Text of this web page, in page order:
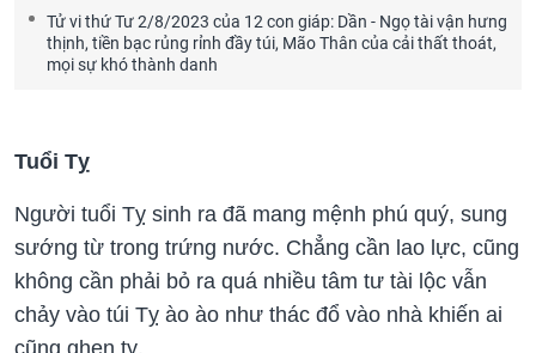
Tử vi thứ Tư 2/8/2023 của 12 con giáp: Dần - Ngọ tài vận hưng
thịnh, tiền bạc rủng rỉnh đầy túi, Mão Thân của cải thất thoát,
mọi sự khó thành danh
Tuổi Tỵ
Người tuổi Tỵ sinh ra đã mang mệnh phú quý, sung
sướng từ trong trứng nước. Chẳng cần lao lực, cũng
không cần phải bỏ ra quá nhiều tâm tư tài lộc vẫn
chảy vào túi Tỵ ào ào như thác đổ vào nhà khiến ai
cũng ghen tỵ.